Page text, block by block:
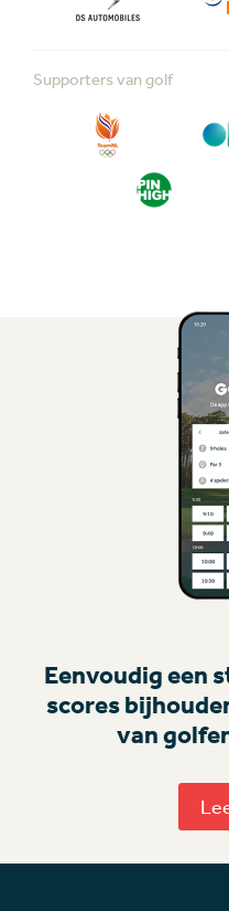
Supporters van golf
Eenvoudig een
scores
van